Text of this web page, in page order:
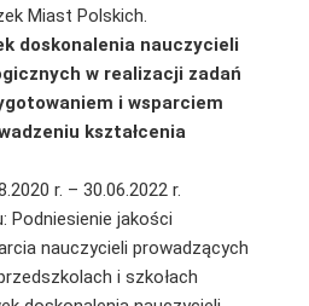
Miast Polskich.
doskonalenia nauczycieli
w realizacji zadań
i wsparciem
kształcenia
r. – 30.06.2022 r.
Podniesienie jakości
nauczycieli prowadzących
i szkołach